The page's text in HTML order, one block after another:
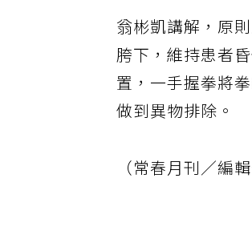
翁彬凱講解，原
胯下，維持患者
置，一手握拳將
做到異物排除。
（常春月刊／編